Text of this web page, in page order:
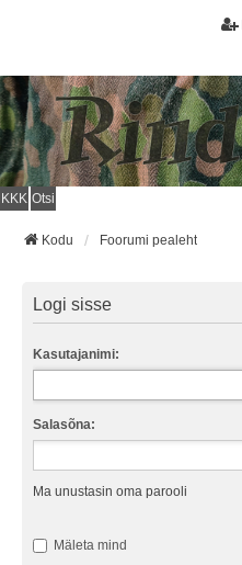
KKK Otsi
Kodu Foorumi pealeht
Logi sisse
Kasutajanimi:
Salasõna:
Ma unustasin oma parooli
Mäleta mind